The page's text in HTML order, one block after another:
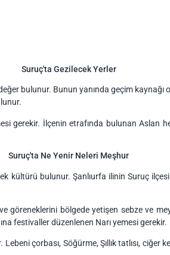
Suruç'ta Gezilecek Yerler
bulunur. Bunun yanında geçim
gerekir. İlçenin etrafında bulunan Aslan
Suruç'ta Ne Yenir Neleri Meşhur
kültürü bulunur. Şanlıurfa ilinin Suruç
göreneklerini bölgede yetişen sebze ve
festivaller düzenlenen Narı yemesi gerekir.
çorbası, Söğürme, Şıllık tatlısı, ciğer